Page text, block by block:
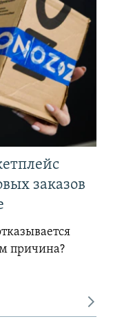
заказов
причина?